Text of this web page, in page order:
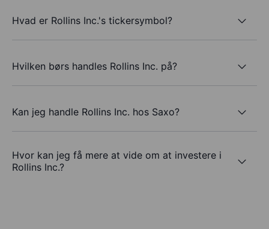
Hvad er Rollins Inc.'s tickersymbol?
Hvilken børs handles Rollins Inc. på?
Kan jeg handle Rollins Inc. hos Saxo?
Hvor kan jeg få mere at vide om at investere i
Rollins Inc.?